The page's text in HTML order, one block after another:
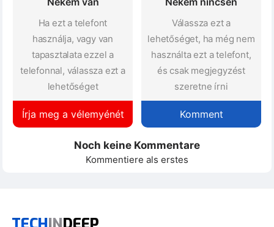
Ha ezt a telefont
használja, vagy van
tapasztalata ezzel a
telefonnal, válassza ezt a
lehetőséget
Írja meg a vélemyénét
Válassza ezt a
lehetőséget, ha még nem
használta ezt a telefont,
és csak megjegyzést
szeretne írni
Komment
Noch keine Kommentare
Kommentiere als erstes